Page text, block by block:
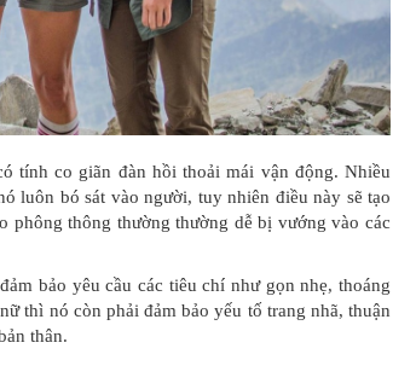
tính co giãn đàn hồi thoải mái vận động. Nhiều
luôn bó sát vào người, tuy nhiên điều này sẽ tạo
phông thông thường thường dễ bị vướng vào các
bảo yêu cầu các tiêu chí như gọn nhẹ, thoáng
thì nó còn phải đảm bảo yếu tố trang nhã, thuận
thân.